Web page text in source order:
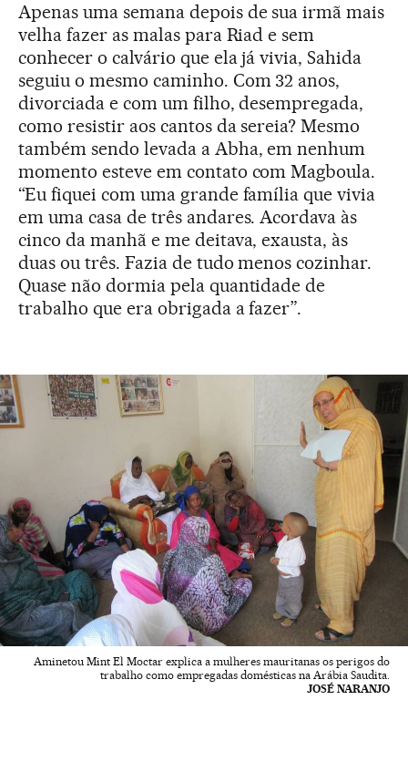
Apenas uma semana depois de sua irmã mais
velha fazer as malas para Riad e sem
conhecer o calvário que ela já vivia, Sahida
seguiu o mesmo caminho. Com 32 anos,
divorciada e com um filho, desempregada,
como resistir aos cantos da sereia? Mesmo
também sendo levada a Abha, em nenhum
momento esteve em contato com Magboula.
“Eu fiquei com uma grande família que vivia
em uma casa de três andares. Acordava às
cinco da manhã e me deitava, exausta, às
duas ou três. Fazia de tudo menos cozinhar.
Quase não dormia pela quantidade de
trabalho que era obrigada a fazer”.
Aminetou Mint El Moctar explica a mulheres mauritanas os perigos do
trabalho como empregadas domésticas na Arábia Saudita.
JOSÉ NARANJO